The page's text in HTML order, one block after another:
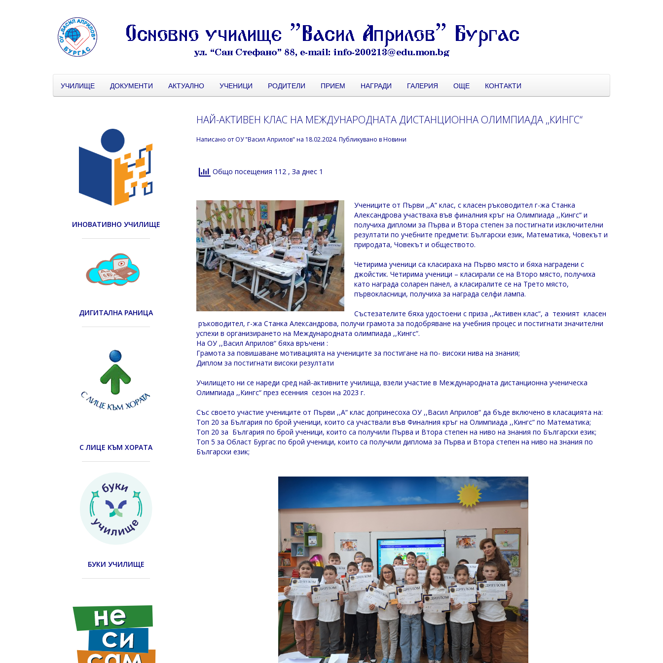
УЧИЛИЩЕ ДОКУМЕНТИ АКТУАЛНО УЧЕНИЦИ РОДИТЕЛИ ПРИЕМ НАГРАДИ ГАЛЕРИЯ ОЩЕ КОНТАКТИ
НАЙ-АКТИВЕН КЛАС НА МЕЖДУНАРОДНАТА ДИСТАНЦИОННА ОЛИМПИАДА ,,КИНГС“
Написано от ОУ "Васил Априлов" на 18.02.2024. Публикувано вНовини
Общо посещения 112 , За днес 1
Учениците от Първи ,,А“ клас, с класен ръководител г-жа Станка
Александрова участваха във финалния кръг на Олимпиада ,,Кингс“ и
получиха дипломи за Първа и Втора степен за постигнати изключителни
резултати по учебните предмети: Български език, Математика, Човекът и
природата, Човекът и обществото.
Четирима ученици са класираха на Първо място и бяха наградени с
джойстик. Четирима ученици – класирали се на Второ място, получиха
като награда соларен панел, а класиралите се на Трето място,
първокласници, получиха за награда селфи лампа.
Състезателите бяха удостоени с приза ,,Активен клас“, а техният класен
ръководител, г-жа Станка Александрова, получи грамота за подобряване на учебния процес и постигнати значителни
успехи в организирането на Международната олимпиада ,,Кингс“.
На ОУ ,,Васил Априлов“ бяха връчени :
Грамота за повишаване мотивацията на учениците за постигане на по- високи нива на знания;
Диплом за постигнати високи резултати
Училището ни се нареди сред най-активните училища, взели участие в Международната дистанционна ученическа
Олимпиада ,,Кингс“ през есенния сезон на 2023 г.
Със своето участие учениците от Първи ,,А“ клас допринесоха ОУ ,,Васил Априлов“ да бъде включено в класацията на:
Топ 20 за България по брой ученици, които са участвали във Финалния кръг на Олимпиада ,,Кингс“ по Математика;
Топ 20 за България по брой ученици, които са получили Първа и Втора степен на ниво на знания по Български език;
Топ 5 за Област Бургас по брой ученици, които са получили диплома за Първа и Втора степен на ниво на знания по
Български език;
ИНОВАТИВНО УЧИЛИЩЕ
ДИГИТАЛНА РАНИЦА
С ЛИЦЕ КЪМ ХОРАТА
БУКИ УЧИЛИЩЕ